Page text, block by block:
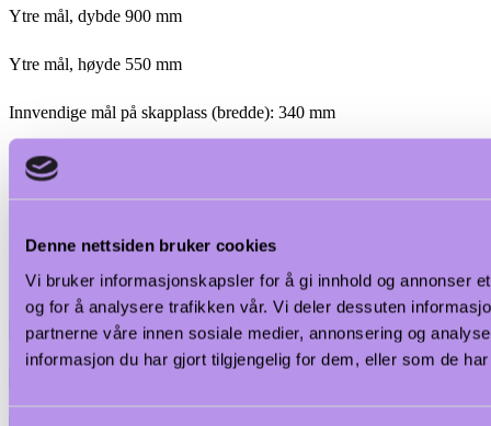
Denne nettsiden bruker cookies
Vi bruker informasjonskapsler for å gi innhold og annonser
og for å analysere trafikken vår. Vi deler dessuten
partnerne våre innen sosiale medier, annonsering og
informasjon du har gjort tilgjengelig for dem, eller som de
Ytre mål, dybde 900 mm
Ytre mål, høyde 550 mm
Innvendige mål på skapplass (bredde): 340 mm
Innvendige mål på skapplass (høyde): 330 mm
Skaptemperaturområde: 30-110 °C
Egenvekt: 29 kg
ISO standarder
CB;CE
Effekt, min: 2,5 ampere